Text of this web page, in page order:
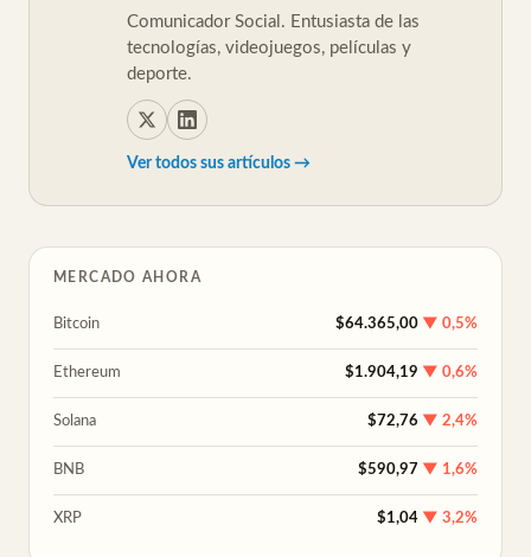
Comunicador Social. Entusiasta de las
tecnologías, videojuegos, películas y
deporte.
Ver todos sus artículos →
MERCADO AHORA
Bitcoin $64.365,00 ▼ 0,5%
Ethereum $1.904,19 ▼ 0,6%
Solana $72,76 ▼ 2,4%
BNB $590,97 ▼ 1,6%
XRP $1,04 ▼ 3,2%